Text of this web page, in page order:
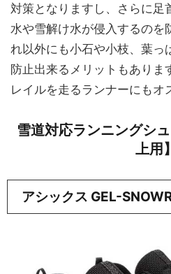
対策となりますし、さらに足
水や雪解け水が侵入するのを
れ以外にも小石や小枝、葉っ
防止出来るメリットもありま
レイルを走るランナーにもオ
雪道対応ランニングシ
上用】
アシックス GEL-